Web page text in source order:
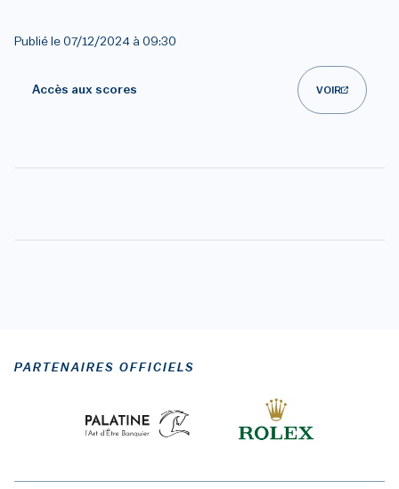
Publié le 07/12/2024 à 09:30
Accès aux scores VOIR
PARTENAIRES OFFICIELS